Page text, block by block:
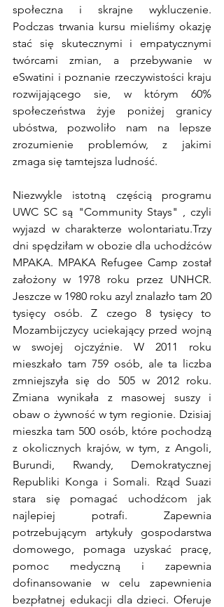
społeczna i skrajne wykluczenie.
Podczas trwania kursu mieliśmy okazję
stać się skutecznymi i empatycznymi
twórcami zmian, a przebywanie w
eSwatini i poznanie rzeczywistości kraju
rozwijającego sie, w którym 60%
społeczeństwa żyje poniżej granicy
ubóstwa, pozwoliło nam na lepsze
zrozumienie problemów, z jakimi
zmaga się tamtejsza ludność.
Niezwykle istotną częścią programu
UWC SC są "Community Stays" , czyli
wyjazd w charakterze wolontariatu.Trzy
dni spędziłam w obozie dla uchodźców
MPAKA. MPAKA Refugee Camp został
założony w 1978 roku przez UNHCR.
Jeszcze w 1980 roku azyl znalazło tam 20
tysięcy osób. Z czego 8 tysięcy to
Mozambijczycy uciekający przed wojną
w swojej ojczyźnie. W 2011 roku
mieszkało tam 759 osób, ale ta liczba
zmniejszyła się do 505 w 2012 roku.
Zmiana wynikała z masowej suszy i
obaw o żywność w tym regionie. Dzisiaj
mieszka tam 500 osób, które pochodzą
z okolicznych krajów, w tym, z Angoli,
Burundi, Rwandy, Demokratycznej
Republiki Konga i Somali. Rząd Suazi
stara się pomagać uchodźcom jak
najlepiej potrafi. Zapewnia
potrzebującym artykuły gospodarstwa
domowego, pomaga uzyskać pracę,
pomoc medyczną i zapewnia
dofinansowanie w celu zapewnienia
bezpłatnej edukacji dla dzieci. Oferuje